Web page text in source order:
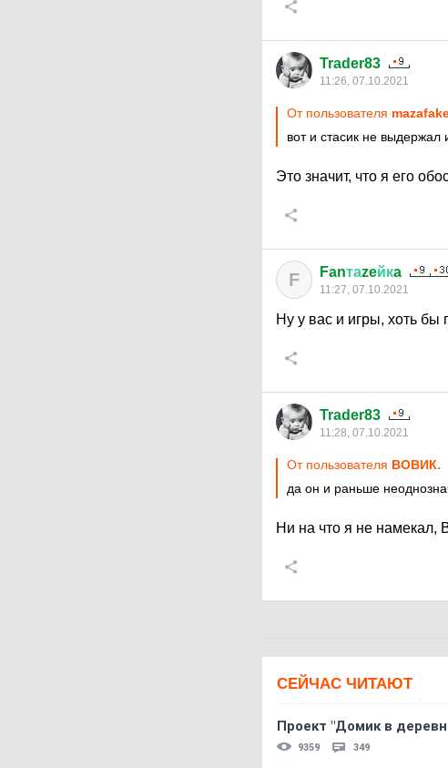
Trader83
11:26, 07.10.2021
От пользователя
вот и стасик не выдержал
Это значит, что я его
F Fanтаzeйкa
11:27, 07.10.2021
Ну у вас и игры, хоть бы
Trader83
11:28, 07.10.2021
От пользователя ВОВИК.
да он и раньше
Ни на что я не намекал,
СЕЙЧАС ЧИТАЮТ
Проект "Домик в
9359 349